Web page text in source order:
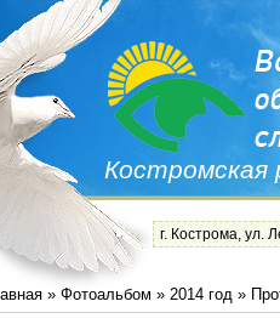
Костромская
г. Кострома, ул.
» Фотоальбом » 2014 год »